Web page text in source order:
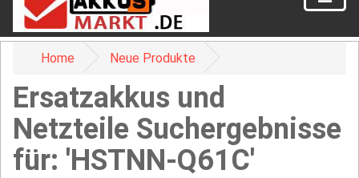
Home Neue Produkte
Ersatzakkus und
Netzteile Suchergebnisse
für: 'HSTNN-Q61C'